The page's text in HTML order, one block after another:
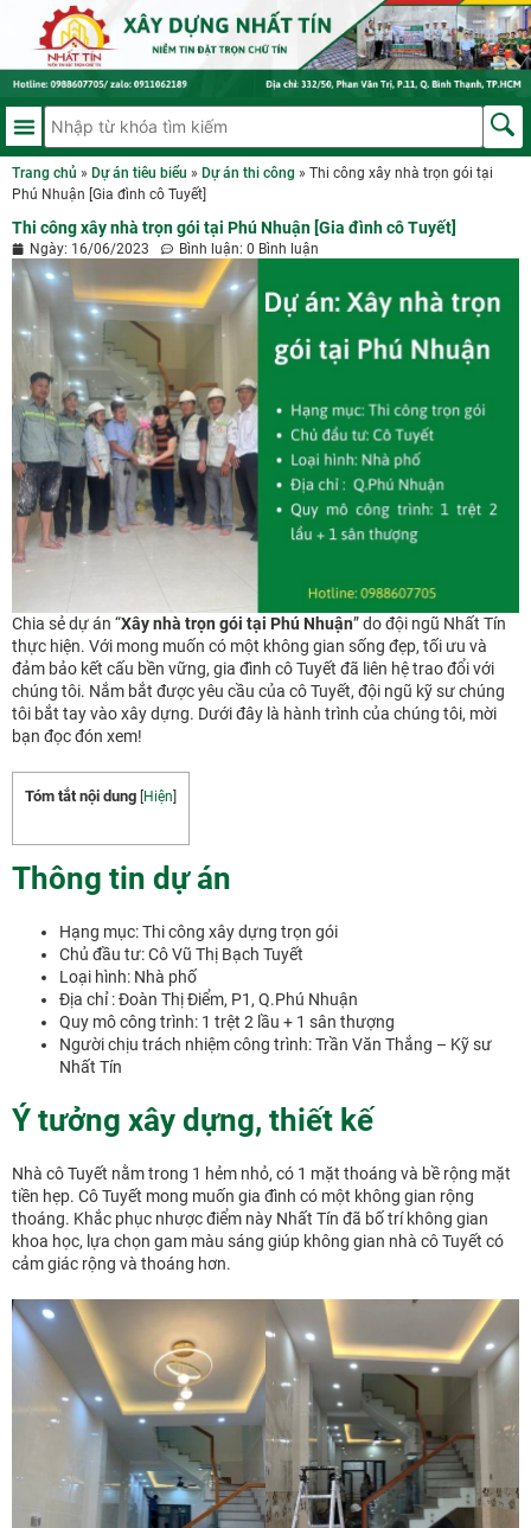
Trang chủ » Dự án tiêu biểu » Dự án thi công » Thi công xây nhà trọn gói tại
Phú Nhuận [Gia đình cô Tuyết]
Thi công xây nhà trọn gói tại Phú Nhuận [Gia đình cô Tuyết]
Ngày: 16/06/2023 Bình luận: 0 Bình luận
Chia sẻ dự án “Xây nhà trọn gói tại Phú Nhuận” do đội ngũ Nhất Tín
thực hiện. Với mong muốn có một không gian sống đẹp, tối ưu và
đảm bảo kết cấu bền vững, gia đình cô Tuyết đã liên hệ trao đổi với
chúng tôi. Nắm bắt được yêu cầu của cô Tuyết, đội ngũ kỹ sư chúng
tôi bắt tay vào xây dựng. Dưới đây là hành trình của chúng tôi, mời
bạn đọc đón xem!
Tóm tắt nội dung [Hiện]
Thông tin dự án
Hạng mục: Thi công xây dựng trọn gói
Chủ đầu tư: Cô Vũ Thị Bạch Tuyết
Loại hình: Nhà phố
Địa chỉ : Đoàn Thị Điểm, P1, Q.Phú Nhuận
Quy mô công trình: 1 trệt 2 lầu + 1 sân thượng
Người chịu trách nhiệm công trình: Trần Văn Thắng – Kỹ sư
Nhất Tín
Ý tưởng xây dựng, thiết kế
Nhà cô Tuyết nằm trong 1 hẻm nhỏ, có 1 mặt thoáng và bề rộng mặt
tiền hẹp. Cô Tuyết mong muốn gia đình có một không gian rộng
thoáng. Khắc phục nhược điểm này Nhất Tín đã bố trí không gian
khoa học, lựa chọn gam màu sáng giúp không gian nhà cô Tuyết có
cảm giác rộng và thoáng hơn.